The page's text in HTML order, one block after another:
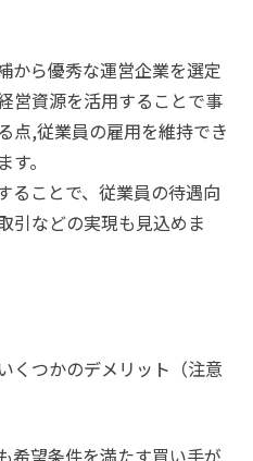
から優秀な運営企業を選定
営資源を活用することで事
点,従業員の雇用を維持でき
。
ることで、従業員の待遇向
引などの実現も見込めま
くつかのデメリット（注意
希望条件を満たす買い手が